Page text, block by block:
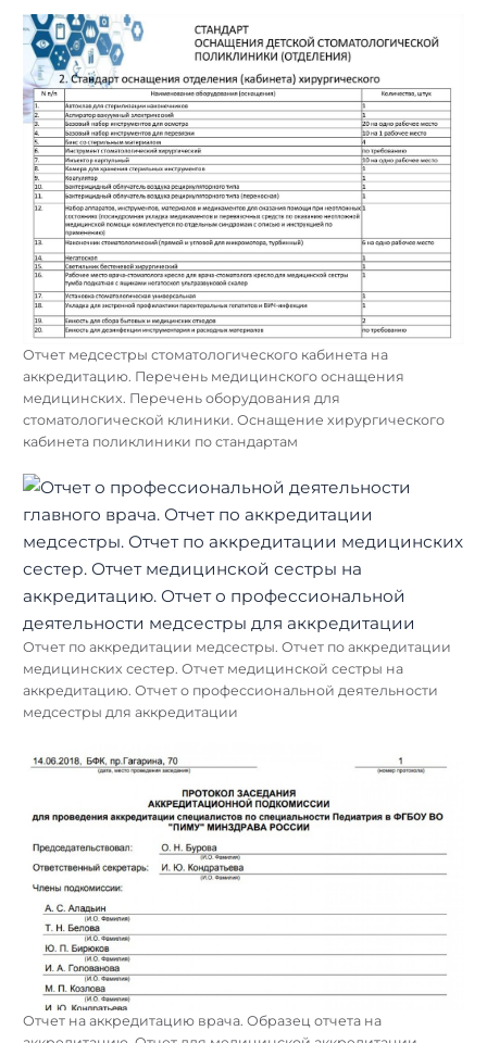
Отчет медсестры стоматологического кабинета на
аккредитацию. Перечень медицинского оснащения
медицинских. Перечень оборудования для
стоматологической клиники. Оснащение хирургического
кабинета поликлиники по стандартам
Отчет по аккредитации медсестры. Отчет по аккредитации
медицинских сестер. Отчет медицинской сестры на
аккредитацию. Отчет о профессиональной деятельности
медсестры для аккредитации
Отчет на аккредитацию врача. Образец отчета на